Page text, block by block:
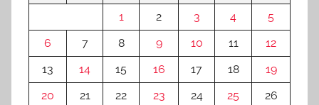
1
2 3 4
5
6
7 8 9 10 11
12
13
14 15 16 17 18
19
20
21 22 23 24 25
26